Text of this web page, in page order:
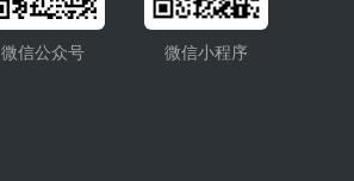
微信公众号 微信小程序